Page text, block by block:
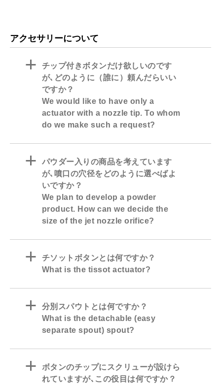
アクセサリーについて
a
チップ付きボタンだけ欲しいのです
が､どのように（誰に）頼んだらいい
ですか？
We would like to have only a
actuator with a nozzle tip. To whom
do we make such a request?
a
パウダー入りの商品を考えています
が､噴口の穴径をどのように選べばよ
いですか？
We plan to develop a powder
product. How can we decide the
size of the jet nozzle orifice?
a
チソットボタンとは何ですか？
What is the tissot actuator?
a
分別スパウトとは何ですか？
What is the detachable (easy
separate spout) spout?
a
ボタンのチップにスクリューが設けら
れていますが､この役目は何ですか？